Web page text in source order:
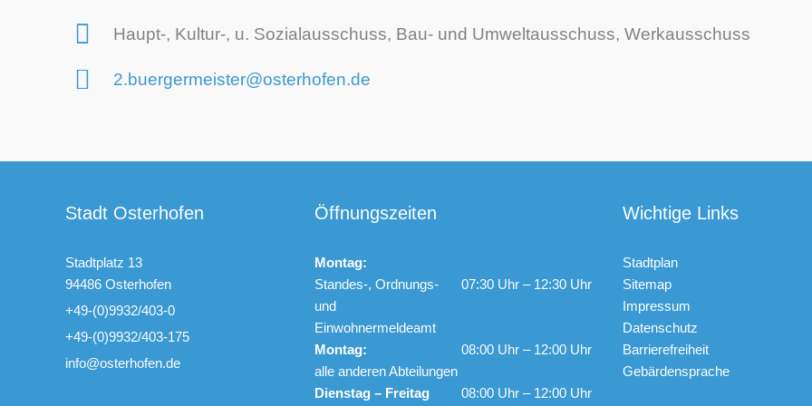
Haupt-, Kultur-, u. Sozialausschuss, Bau- und Umweltausschuss, Werkausschuss
2.buergermeister@osterhofen.de
Stadt Osterhofen
Stadtplatz 13
94486 Osterhofen
+49-(0)9932/403-0
+49-(0)9932/403-175
info@osterhofen.de
Öffnungszeiten
Montag:
Standes-, Ordnungs-
und
Einwohnermeldeamt
07:30 Uhr – 12:30 Uhr
Montag:
alle anderen Abteilungen
08:00 Uhr – 12:00 Uhr
Dienstag – Freitag
08:00 Uhr – 12:00 Uhr
Wichtige Links
Stadtplan
Sitemap
Impressum
Datenschutz
Barrierefreiheit
Gebärdensprache